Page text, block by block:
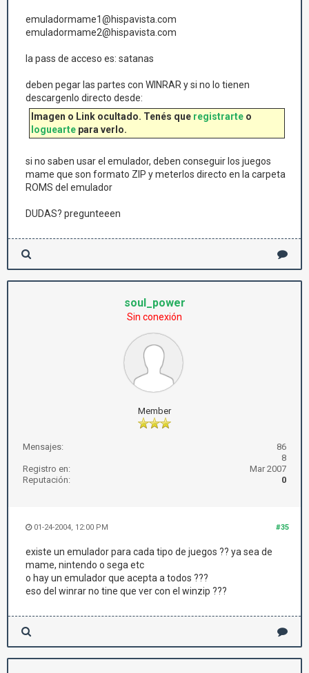
emuladormame1@hispavista.com
emuladormame2@hispavista.com
la pass de acceso es: satanas
deben pegar las partes con WINRAR y si no lo tienen
descargenlo directo desde:
Imagen o Link ocultado. Tenés que registrarte o
loguearte para verlo.
si no saben usar el emulador, deben conseguir los juegos
mame que son formato ZIP y meterlos directo en la carpeta
ROMS del emulador
DUDAS? pregunteeen
soul_power
Sin conexión
Member
Mensajes:
86
8
Registro en:
Mar 2007
Reputación:
0
#35
01-24-2004, 12:00 PM
existe un emulador para cada tipo de juegos ?? ya sea de
mame, nintendo o sega etc
o hay un emulador que acepta a todos ???
eso del winrar no tine que ver con el winzip ???